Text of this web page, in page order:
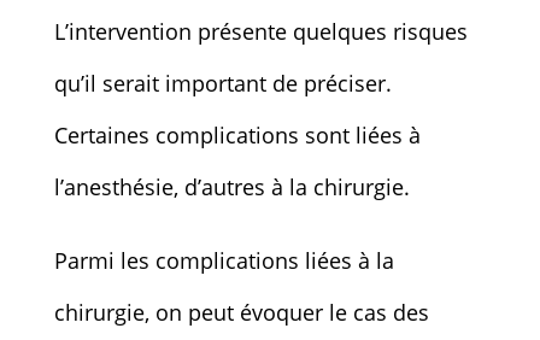
L’intervention présente quelques risques
qu’il serait important de préciser.
Certaines complications sont liées à
l’anesthésie, d’autres à la chirurgie.
Parmi les complications liées à la
chirurgie, on peut évoquer le cas des